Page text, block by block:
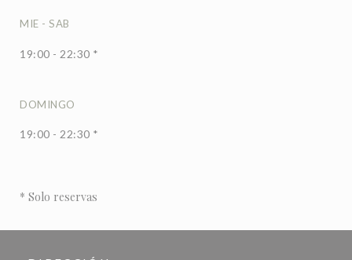
MIE - SAB
19:00 - 22:30 *
DOMINGO
19:00 - 22:30 *
* Solo reservas